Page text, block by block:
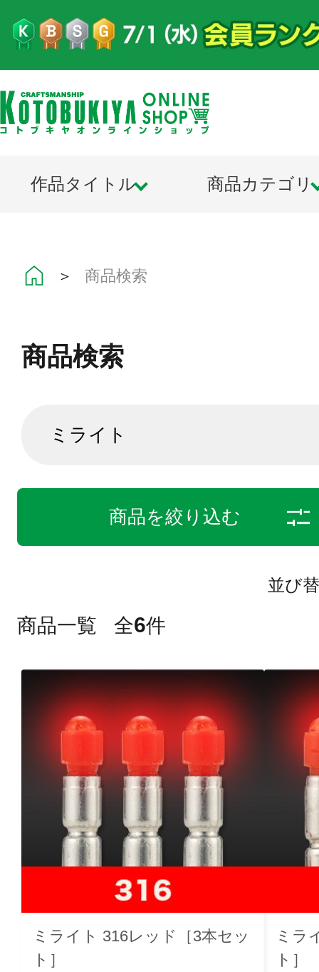
作品タイトル 商品カテゴリ
＞ 商品検索
商品検索
商品を絞り込む
並び
商品一覧 全6件
ミライト 316レッド［3本セッ
ト］
ミラ
ト］